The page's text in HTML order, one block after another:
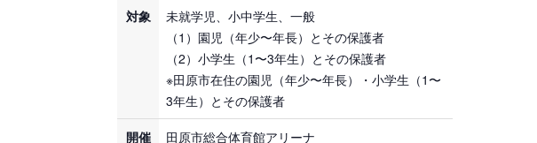
対象
未就学児、小中学生、一般
（1）園児（年少〜年長）とその保護者
（2）小学生（1〜3年生）とその保護者
※田原市在住の園児（年少〜年長）・小学生（1〜
3年生）とその保護者
開催 田原市総合体育館アリーナ